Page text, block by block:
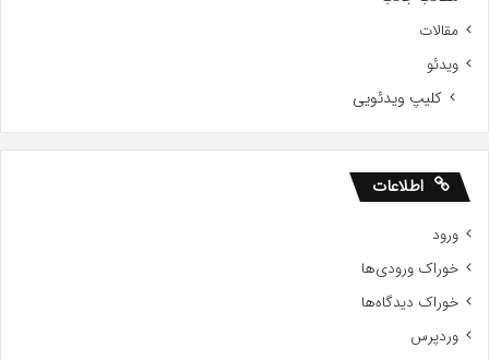
مقالات
ویدئو
کلیپ ویدئویی
اطلاعات
ورود
خوراک ورودی‌ها
خوراک دیدگاه‌ها
وردپرس